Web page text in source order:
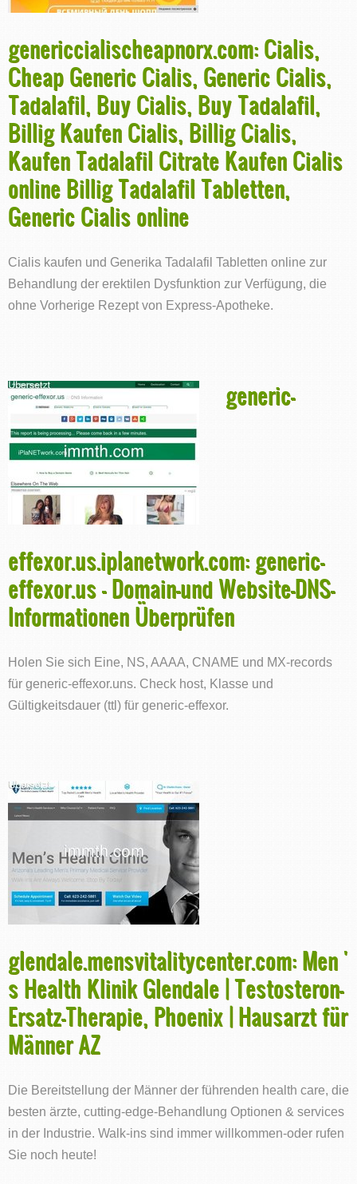
genericcialischeapnorx.com: Cialis,
Cheap Generic Cialis, Generic Cialis,
Tadalafil, Buy Cialis, Buy Tadalafil,
Billig Kaufen Cialis, Billig Cialis,
Kaufen Tadalafil Citrate Kaufen Cialis
online Billig Tadalafil Tabletten,
Generic Cialis online
Cialis kaufen und Generika Tadalafil Tabletten online zur
Behandlung der erektilen Dysfunktion zur Verfügung, die
ohne Vorherige Rezept von Express-Apotheke.
generic-
effexor.us.iplanetwork.com: generic-
effexor.us - Domain-und Website-DNS-
Informationen Überprüfen
Holen Sie sich Eine, NS, AAAA, CNAME und MX-records
für generic-effexor.uns. Check host, Klasse und
Gültigkeitsdauer (ttl) für generic-effexor.
glendale.mensvitalitycenter.com: Men '
s Health Klinik Glendale | Testosteron-
Ersatz-Therapie, Phoenix | Hausarzt für
Männer AZ
Die Bereitstellung der Männer der führenden health care, die
besten ärzte, cutting-edge-Behandlung Optionen & services
in der Industrie. Walk-ins sind immer willkommen-oder rufen
Sie noch heute!